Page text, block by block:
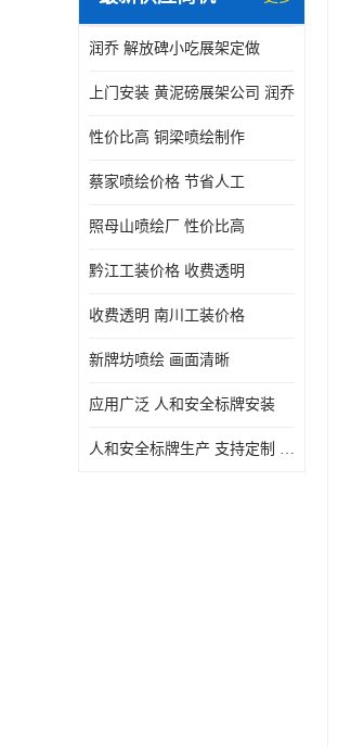
润乔 解放碑小吃展架定做
上门安装 黄泥磅展架公司 润乔
性价比高 铜梁喷绘制作
蔡家喷绘价格 节省人工
照母山喷绘厂 性价比高
黔江工装价格 收费透明
收费透明 南川工装价格
新牌坊喷绘 画面清晰
应用广泛 人和安全标牌安装
人和安全标牌生产 支持定制 润乔